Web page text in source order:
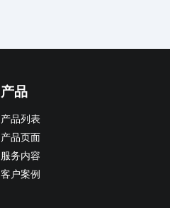
产品
产品列表
产品页面
服务内容
客户案例